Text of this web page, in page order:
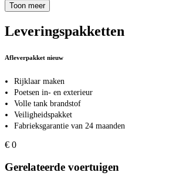
Toon meer
Leveringspakketten
Afleverpakket nieuw
Rijklaar maken
Poetsen in- en exterieur
Volle tank brandstof
Veiligheidspakket
Fabrieksgarantie van 24 maanden
€ 0
Gerelateerde voertuigen